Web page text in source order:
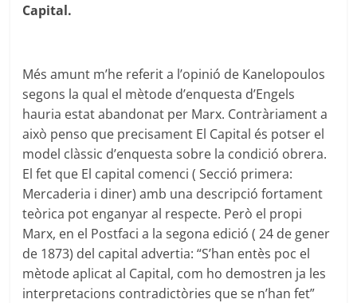
Capital.
Més amunt m’he referit a l’opinió de Kanelopoulos
segons la qual el mètode d’enquesta d’Engels
hauria estat abandonat per Marx. Contràriament a
això penso que precisament El Capital és potser el
model clàssic d’enquesta sobre la condició obrera.
El fet que El capital comenci ( Secció primera:
Mercaderia i diner) amb una descripció fortament
teòrica pot enganyar al respecte. Però el propi
Marx, en el Postfaci a la segona edició ( 24 de gener
de 1873) del capital advertia: “S’han entès poc el
mètode aplicat al Capital, com ho demostren ja les
interpretacions contradictòries que se n’han fet”